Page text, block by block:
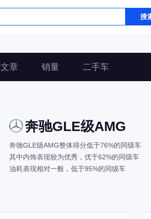
搜
文章 销量 二手车
奔驰GLE级AMG
奔驰GLE级AMG整体得分低于76%的同级车
其中内饰表现较为优秀，优于62%的同级车
油耗表现相对一般，低于95%的同级车